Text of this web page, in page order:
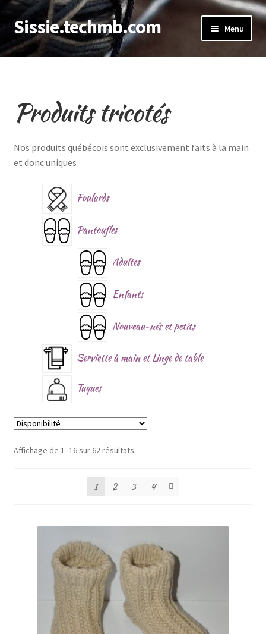
Aller
à
la
Aller
au
contenu
Sissie.techmb.com Menu
Accueil
Commande
Livraison gratuite
Politique de retour
Produits tricotés
Nos produits québécois sont exclusivement faits à la main
et donc uniques
Foulards
Pantoufles
Adultes
Enfants
Nouveau-nés et petits
Serviette à main et Linge de table
Tuques
Affichage de 1–16 sur 62 résultats
1 2 3 4